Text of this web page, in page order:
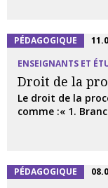
PÉDAGOGIQUE
ENSEIGNANTS ET
Droit de la
Le droit de la
comme :« 1.
PÉDAGOGIQUE